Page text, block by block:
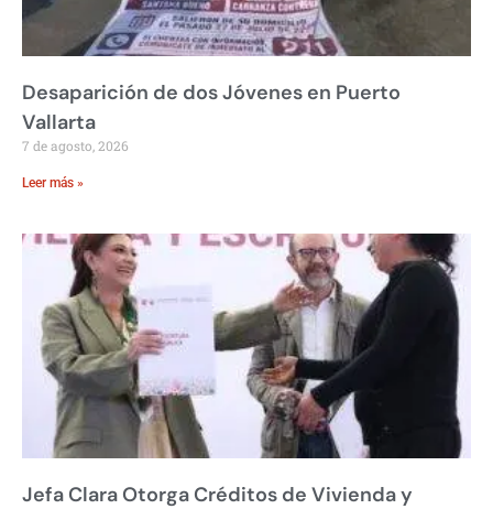
Desaparición de dos Jóvenes en Puerto
Vallarta
7 de agosto, 2026
Leer más »
Jefa Clara Otorga Créditos de Vivienda y